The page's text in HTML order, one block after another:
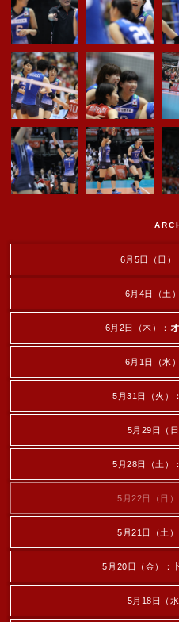
6月5日（日）
6月4日（土）
6月2日（木）：
6月1日（水）
5月31日（火）：
5月29日（日
5月28日（土）：
5月22日（日）
5月21日（土）
5月20日（金）：
5月18日（水